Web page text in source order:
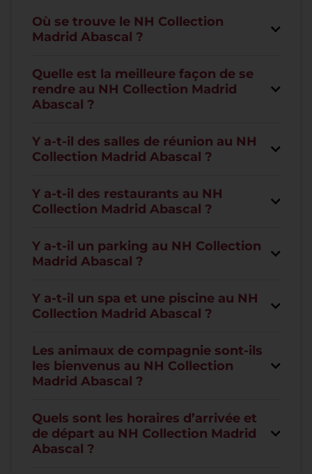
Où se trouve le NH Collection
Madrid Abascal ?
Quelle est la meilleure façon de se
rendre au NH Collection Madrid
Abascal ?
Y a-t-il des salles de réunion au NH
Collection Madrid Abascal ?
Y a-t-il des restaurants au NH
Collection Madrid Abascal ?
Y a-t-il un parking au NH Collection
Madrid Abascal ?
Y a-t-il un spa et une piscine au NH
Collection Madrid Abascal ?
Les animaux de compagnie sont-ils
les bienvenus au NH Collection
Madrid Abascal ?
Quels sont les horaires d’arrivée et
de départ au NH Collection Madrid
Abascal ?